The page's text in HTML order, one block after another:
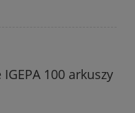
100 arkuszy